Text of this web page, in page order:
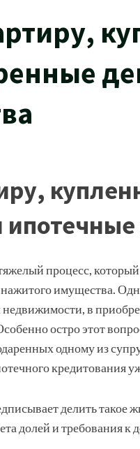
процесс,
нажитого имущества.
недвижимости, в
остро этот
одному из
кредитования
делить такое
долей и требования к